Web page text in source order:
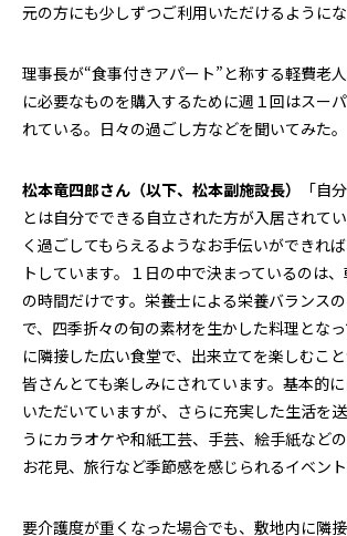
元の方にも少しずつご利用いただけるようにな
理事長が“食事付きアパート”と称する軽費老
に必要なものを購入するために週１回はスー
れている。日々の過ごし方などを聞いてみた。
松本竜四郎さん（以下、松本副施設長）
「自
とは自分でできる自立された方が入居されて
く過ごしてもらえるようなお手伝いができれ
トしています。１日の中で決まっているのは
の時間だけです。栄養士による栄養バランス
で、四季折々の旬の素材を生かした料理とな
に隣接した広い食堂で、出来立てを楽しむこと
皆さんとても楽しみにされています。基本的
いただいていますが、さらに充実した生活を
うにカラオケや和紙工芸、手芸、絵手紙などの
お花見、旅行など季節感を感じられるイベント
要介護度が重くなった場合でも、敷地内に隣